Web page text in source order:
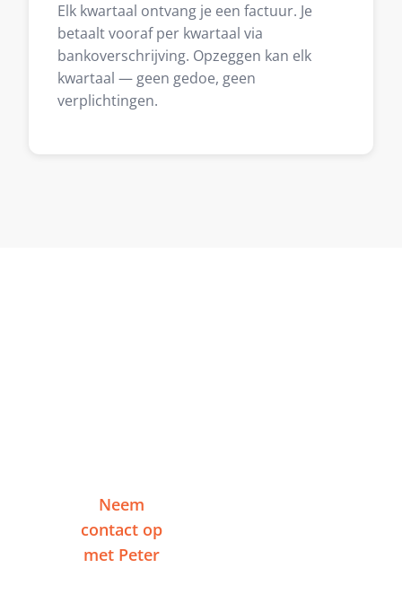
Elk kwartaal ontvang je een factuur. Je
betaalt vooraf per kwartaal via
bankoverschrijving. Opzeggen kan elk
kwartaal — geen gedoe, geen
verplichtingen.
Neem
contact op
met Peter